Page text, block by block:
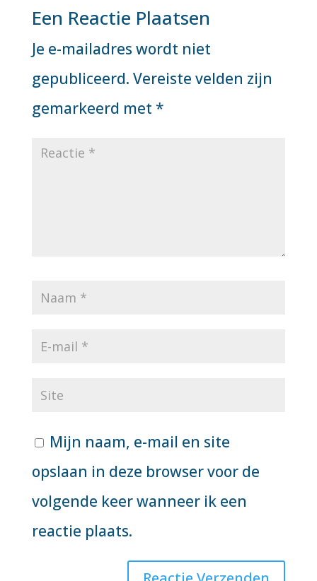
Een Reactie Plaatsen
Je e-mailadres wordt niet
gepubliceerd. Vereiste velden zijn
gemarkeerd met *
Mijn naam, e-mail en site
opslaan in deze browser voor de
volgende keer wanneer ik een
reactie plaats.